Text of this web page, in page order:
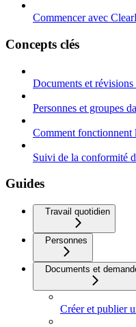
Commencer avec
Concepts clés
Documents et
Personnes et groupes
Comment fonctionnent
Suivi de la conformité
Guides
Travail quotidien
Personnes
Documents et
Créer et publier